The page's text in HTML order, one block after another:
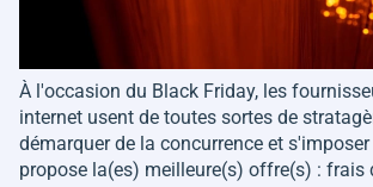
À l'occasion du Black Friday, les
internet usent de toutes sortes de
démarquer de la concurrence et
propose la(es) meilleure(s) offre(s) : frais